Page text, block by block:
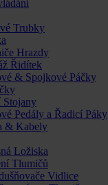
Trubky
Hrazdy
Řidítek
& Spojkové Páčky
Stojany
Pedály a Řadicí Páky
& Kabely
Ložiska
Tlumičů
Vidlice